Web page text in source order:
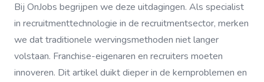
Bij OnJobs begrijpen we deze uitdagingen. Als specialist
in recruitmenttechnologie in de recruitmentsector, merken
we dat traditionele wervingsmethoden niet langer
volstaan. Franchise-eigenaren en recruiters moeten
innoveren. Dit artikel duikt dieper in de kernproblemen en